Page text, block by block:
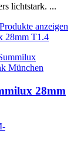
lichtstark. ...
anzeigen
28mm T1.4
28mm